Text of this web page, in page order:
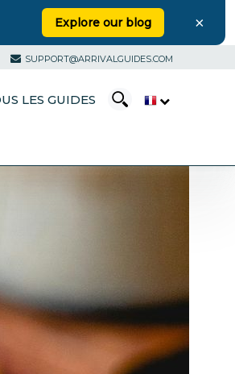
Explore our blog ×
SUPPORT@ARRIVALGUIDES.COM
LES GUIDES